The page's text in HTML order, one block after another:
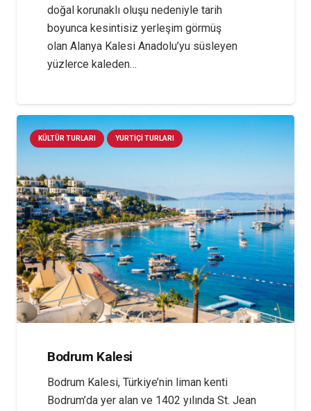
doğal korunaklı oluşu nedeniyle tarih
boyunca kesintisiz yerleşim görmüş
olan Alanya Kalesi Anadolu’yu süsleyen
yüzlerce kaleden…
KÜLTÜR TURLARI YURTIÇI TURLARI
Bodrum Kalesi
Bodrum Kalesi, Türkiye’nin liman kenti
Bodrum’da yer alan ve 1402 yılında St. Jean